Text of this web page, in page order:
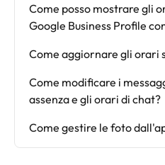
Come posso mostrare gli
Google Business Profile
Come aggiornare gli orari
Come modificare i
assenza e gli orari di chat?
Come gestire le foto